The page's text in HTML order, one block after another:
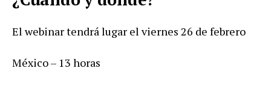
El webinar tendrá lugar el viernes 26 de febrero
México – 13 horas